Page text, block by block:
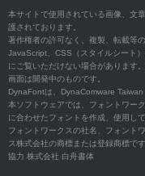
本サイトで使用されている画像、文
護されております。
著作権者の許可なく、複製、転載等
JavaScript、CSS（スタイルシート
にご覧いただけない場合があります
画面は開発中のものです。
DynaFontは、DynaComware Taiwan
本ソフトウェアでは、フォントワー
に合わせたフォントを作成、使用して
フォントワークスの社名、フォント
ス株式会社の商標または登録商標です
協力 株式会社 白舟書体